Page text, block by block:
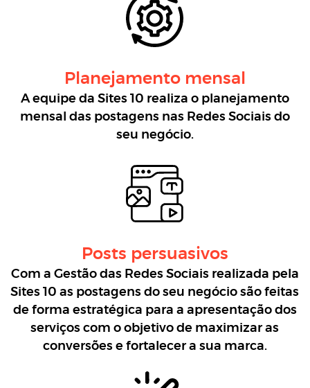
Planejamento mensal
A equipe da Sites 10 realiza o planejamento
mensal das postagens nas Redes Sociais do
seu negócio.
Posts persuasivos
Com a Gestão das Redes Sociais realizada pela
Sites 10 as postagens do seu negócio são feitas
de forma estratégica para a apresentação dos
serviços com o objetivo de maximizar as
conversões e fortalecer a sua marca.